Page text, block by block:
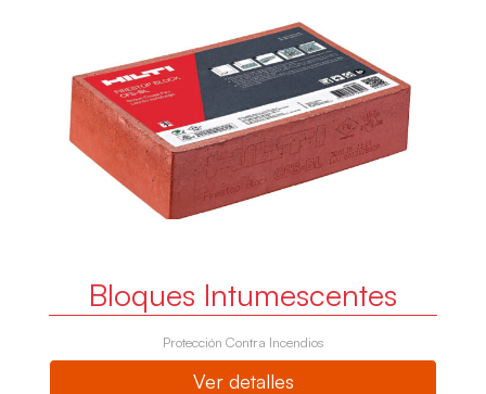
Bloques Intumescentes
Protección Contra Incendios
Ver detalles